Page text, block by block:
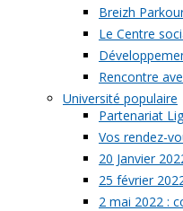
Breizh
Le Centre
Rencontre
Université populaire
Partenariat
Vos rendez-
20 Janvier
25 février
2 mai 2022 :